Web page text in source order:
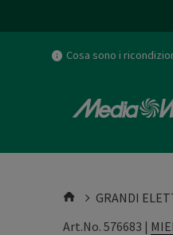
Cosa sono i
GRANDI
Art.No. 576683 |